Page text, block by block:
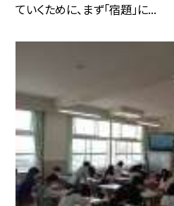
ていくために、まず「宿題」に...